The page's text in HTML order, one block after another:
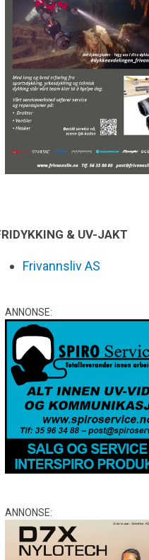
& UV-JAKT
Frivannsliv AS
ANNONSE:
ANNONSE: